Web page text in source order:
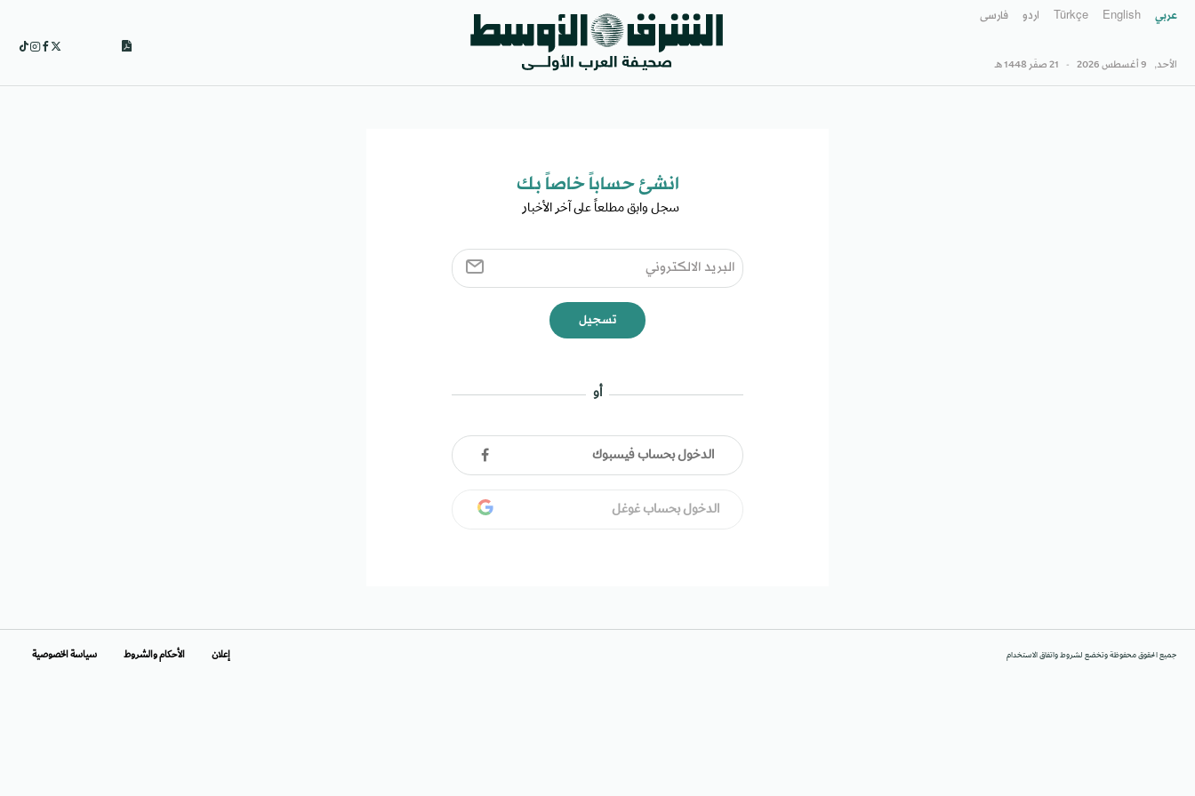
عربي English
Türkçe اردو فارسى
الأحد, 9 أغسطس 2026 - 21 صفَر 1448 هـ
انشئ حساباً خاصاً بك​
سجل وابق مطلعاً على آخر الأخبار ​
تسجيل
أو
الدخول بحساب فيسبوك
الدخول بحساب غوغل
جميع الحقوق محفوظة وتخضع لشروط واتفاق الاستخدام إعلان الأحكام والشروط سياسة الخصوصية